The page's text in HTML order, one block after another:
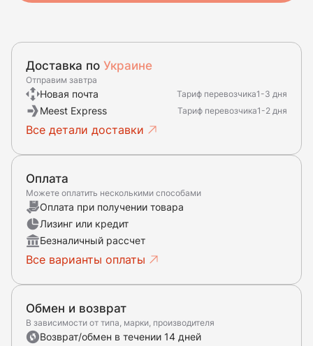
Доставка по Украине
Отправим завтра
Новая почта Тариф перевозчика1-3 дня
Meest Express Тариф перевозчика1-2 дня
Все детали доставки
Оплата
Можете оплатить несколькими способами
Оплата при получении товара
Лизинг или кредит
Безналичный рассчет
Все варианты оплаты
Обмен и возврат
В зависимости от типа, марки, производителя
Возврат/обмен в течении 14 дней